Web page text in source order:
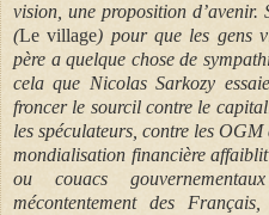
vision, une proposition
(Le village) pour que les gens
père a quelque chose de
cela que Nicolas Sarkozy
froncer le sourcil contre le
les spéculateurs, contre les
mondialisation financière
ou couacs
mécontentement des